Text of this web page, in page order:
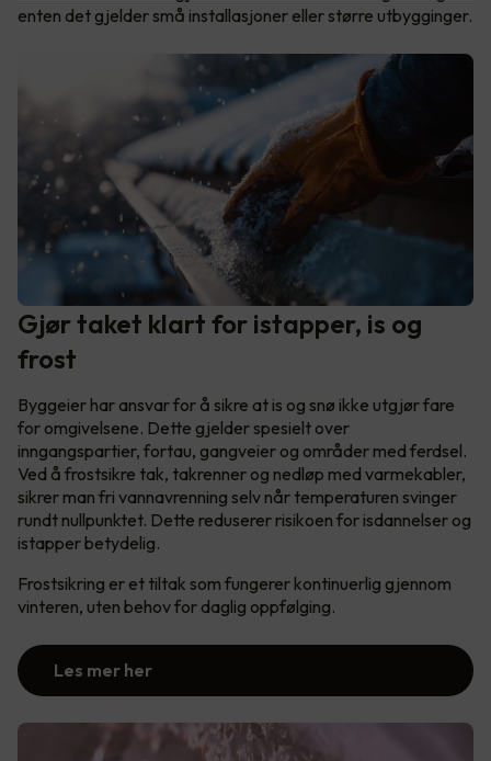
enten det gjelder små installasjoner eller større utbygginger.
Gjør taket klart for istapper, is og
frost
Byggeier har ansvar for å sikre at is og snø ikke utgjør fare
for omgivelsene. Dette gjelder spesielt over
inngangspartier, fortau, gangveier og områder med ferdsel.
Ved å frostsikre tak, takrenner og nedløp med varmekabler,
sikrer man fri vannavrenning selv når temperaturen svinger
rundt nullpunktet. Dette reduserer risikoen for isdannelser og
istapper betydelig.
Frostsikring er et tiltak som fungerer kontinuerlig gjennom
vinteren, uten behov for daglig oppfølging.
Les mer her